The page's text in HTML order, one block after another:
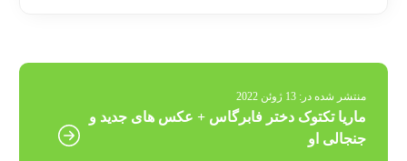
منتشر شده در: 13 ژوئن 2022
ماریا تکتوک دختر فابرگاس + عکس های جدید و
جنجالی او